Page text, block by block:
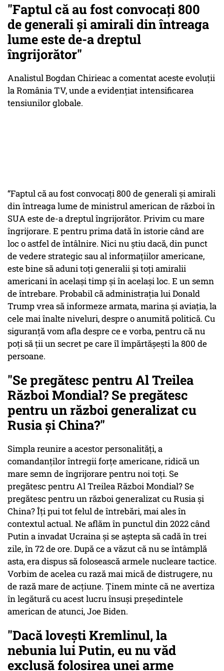
"Faptul că au fost convocați 800
de generali și amirali din întreaga
lume este de-a dreptul
îngrijorător"
Analistul Bogdan Chirieac a comentat aceste evoluții
la România TV, unde a evidențiat intensificarea
tensiunilor globale.
“Faptul că au fost convocați 800 de generali și amirali
din întreaga lume de ministrul american de război în
SUA este de-a dreptul îngrijorător. Privim cu mare
îngrijorare. E pentru prima dată în istorie când are
loc o astfel de întâlnire. Nici nu știu dacă, din punct
de vedere strategic sau al informațiilor americane,
este bine să aduni toți generalii și toți amiralii
americani în același timp și în același loc. E un semn
de întrebare. Probabil că administrația lui Donald
Trump vrea să informeze armata, marina și aviația, la
cele mai înalte niveluri, despre o anumită politică. Cu
siguranță vom afla despre ce e vorba, pentru că nu
poți să ții un secret pe care îl împărtășești la 800 de
persoane.
"Se pregătesc pentru Al Treilea
Război Mondial? Se pregătesc
pentru un război generalizat cu
Rusia și China?"
Simpla reunire a acestor personalități, a
comandanților întregii forțe americane, ridică un
mare semn de îngrijorare pentru noi toți. Se
pregătesc pentru Al Treilea Război Mondial? Se
pregătesc pentru un război generalizat cu Rusia și
China? Îți pui tot felul de întrebări, mai ales în
contextul actual. Ne aflăm în punctul din 2022 când
Putin a invadat Ucraina și se aștepta să cadă în trei
zile, în 72 de ore. După ce a văzut că nu se întâmplă
asta, era dispus să folosească armele nucleare tactice.
Vorbim de acelea cu rază mai mică de distrugere, nu
de rază mare de acțiune. Ținem minte că ne avertiza
în legătură cu acest lucru însuși președintele
american de atunci, Joe Biden.
"Dacă lovești Kremlinul, la
nebunia lui Putin, eu nu văd
exclusă folosirea unei arme